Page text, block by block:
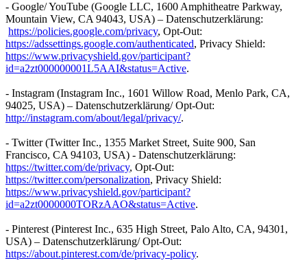
- Google/ YouTube (Google LLC, 1600 Amphitheatre Parkway,
Mountain View, CA 94043, USA) – Datenschutzerklärung:
https://policies.google.com/privacy, Opt-Out:
https://adssettings.google.com/authenticated, Privacy Shield:
https://www.privacyshield.gov/participant?
id=a2zt000000001L5AAI&status=Active.
- Instagram (Instagram Inc., 1601 Willow Road, Menlo Park, CA,
94025, USA) – Datenschutzerklärung/ Opt-Out:
http://instagram.com/about/legal/privacy/.
- Twitter (Twitter Inc., 1355 Market Street, Suite 900, San
Francisco, CA 94103, USA) - Datenschutzerklärung:
https://twitter.com/de/privacy, Opt-Out:
https://twitter.com/personalization, Privacy Shield:
https://www.privacyshield.gov/participant?
id=a2zt0000000TORzAAO&status=Active.
- Pinterest (Pinterest Inc., 635 High Street, Palo Alto, CA, 94301,
USA) – Datenschutzerklärung/ Opt-Out:
https://about.pinterest.com/de/privacy-policy.